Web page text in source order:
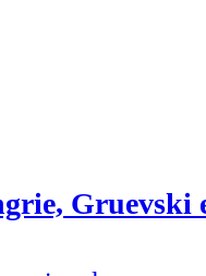
Gruevski